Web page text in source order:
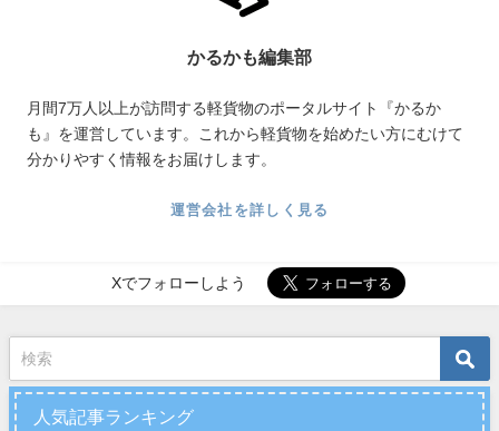
かるかも編集部
月間7万人以上が訪問する軽貨物のポータルサイト『かるか
も』を運営しています。これから軽貨物を始めたい方にむけて
分かりやすく情報をお届けします。
運営会社を詳しく見る
Xでフォローしよう
人気記事ランキング